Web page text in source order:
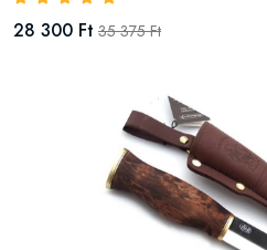
28 300 Ft 35 375 Ft